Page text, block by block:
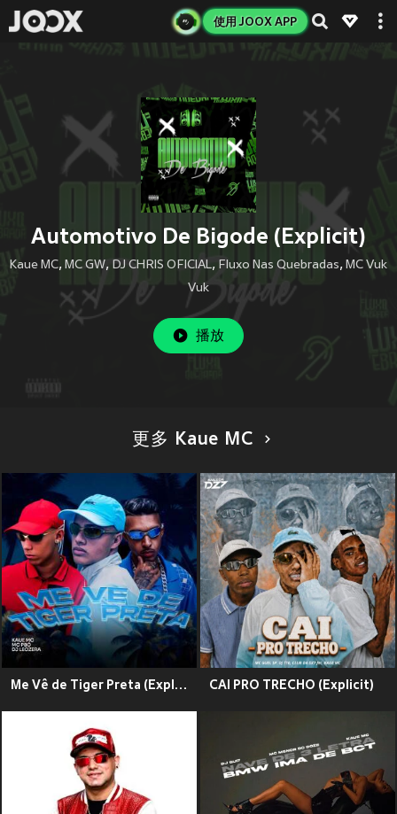
使用 JOOX APP
Automotivo De Bigode (Explicit)
Kaue MC, MC GW, DJ CHRIS OFICIAL, Fluxo Nas Quebradas, MC Vuk
Vuk
播放
更多 Kaue MC
Me Vê de Tiger Preta (Explicit) CAI PRO TRECHO (Explicit)